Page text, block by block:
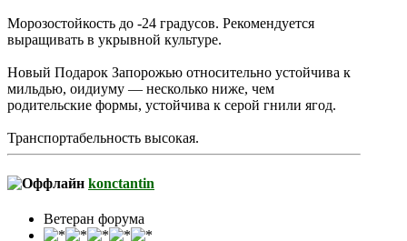
Морозостойкость до -24 градусов. Рекомендуется
выращивать в укрывной культуре.
Новый Подарок Запорожью относительно устойчива к
мильдью, оидиуму — несколько ниже, чем
родительские формы, устойчива к серой гнили ягод.
Транспортабельность высокая.
konctantin
Ветеран форума